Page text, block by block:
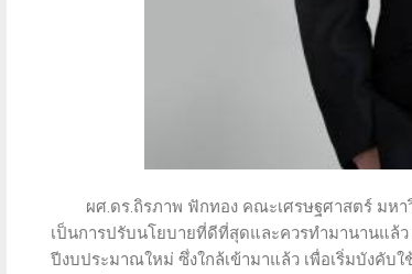
ผศ.ดร.ถิรภาพ ฟักทอง คณะเศรษฐศาสตร์ มห
เป็นการปรับนโยบายที่ดีที่สุดและควรทำมานานแล้ว
ปีงบประมาณใหม่ ซึ่งใกล้เข้ามาแล้ว เพื่อเริ่มบังคับ